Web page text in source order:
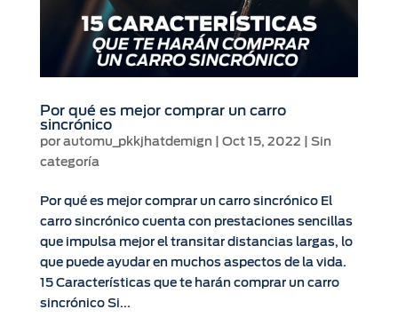
Por qué es mejor comprar un carro
sincrónico
por automu_pkkjhatdemign Oct 15, 2022
Sin
categoría
Por qué es mejor comprar un carro sincrónico El
carro sincrónico cuenta con prestaciones sencillas
que impulsa mejor el transitar distancias largas, lo
que puede ayudar en muchos aspectos de la vida.
15 Características que te harán comprar un carro
sincrónico Si...